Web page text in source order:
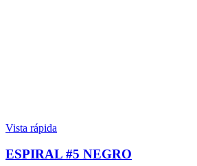
Vista rápida
ESPIRAL #5 NEGRO